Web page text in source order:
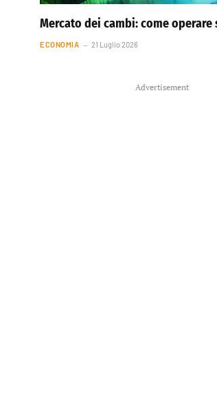
Mercato dei cambi: come operare
ECONOMIA 21 Luglio 2026
Advertisement